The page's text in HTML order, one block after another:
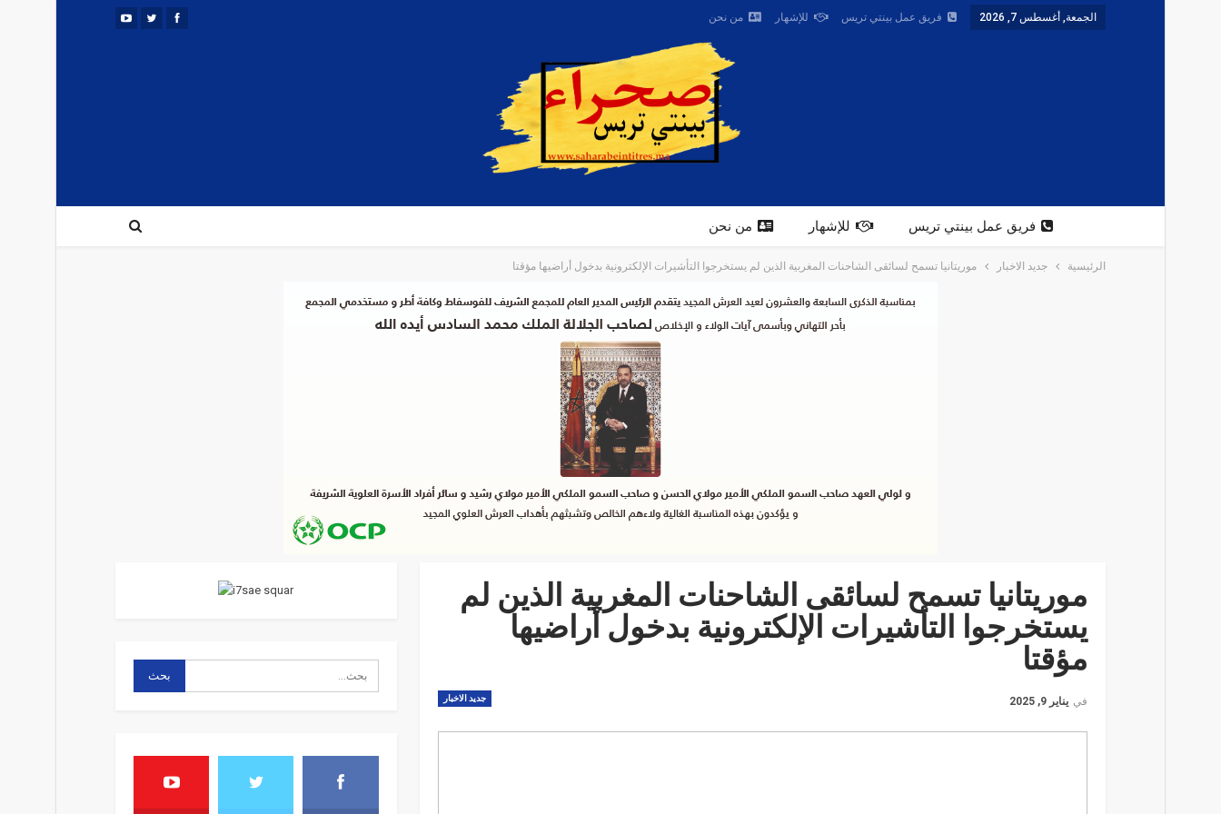
الجمعة, أغسطس 7, 2026 فريق عمل بينتي تريس للإشهار من نحن
فريق عمل بينتي تريس للإشهار من نحن
الرئيسية جديد الاخبار موريتانيا تسمح لسائقى الشاحنات المغربية الذين لم يستخرجوا التأشيرات الإلكترونية بدخول أراضيها مؤقتا
موريتانيا تسمح لسائقى الشاحنات المغربية الذين لم
يستخرجوا التأشيرات الإلكترونية بدخول أراضيها
مؤقتا
جديد الاخبار في يناير 9, 2025